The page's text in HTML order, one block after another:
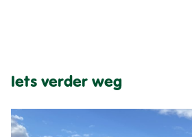
Iets verder weg